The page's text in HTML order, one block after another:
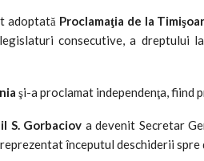
adoptată Proclamaţia de la
consecutive, a dreptului
şi-a proclamat independenţa, fiind
S. Gorbaciov a devenit Secretar
începutul deschiderii spre